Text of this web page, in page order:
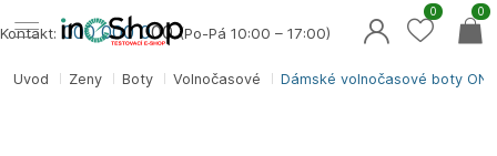
Úvod Ženy Boty Volnočasové Dámské volnočasové boty ON
Kontakt: 000 000 000(Po-Pá 10:00 – 17:00)
0
0